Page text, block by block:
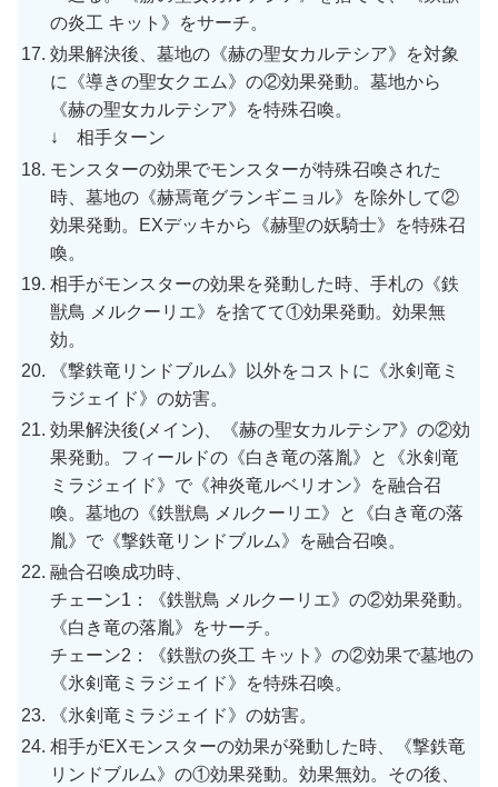
の炎工 キット》をサーチ。
効果解決後、墓地の《赫の聖女カルテシア》を対象
に《導きの聖女クエム》の②効果発動。墓地から
《赫の聖女カルテシア》を特殊召喚。
↓ 相手ターン
モンスターの効果でモンスターが特殊召喚された
時、墓地の《赫焉竜グランギニョル》を除外して②
効果発動。EXデッキから《赫聖の妖騎士》を特殊召
喚。
相手がモンスターの効果を発動した時、手札の《鉄
獣鳥 メルクーリエ》を捨てて①効果発動。効果無
効。
《撃鉄竜リンドブルム》以外をコストに《氷剣竜ミ
ラジェイド》の妨害。
効果解決後(メイン)、《赫の聖女カルテシア》の②効
果発動。フィールドの《白き竜の落胤》と《氷剣竜
ミラジェイド》で《神炎竜ルベリオン》を融合召
喚。墓地の《鉄獣鳥 メルクーリエ》と《白き竜の落
胤》で《撃鉄竜リンドブルム》を融合召喚。
融合召喚成功時、
チェーン1：《鉄獣鳥 メルクーリエ》の②効果発動。
《白き竜の落胤》をサーチ。
チェーン2：《鉄獣の炎工 キット》の②効果で墓地の
《氷剣竜ミラジェイド》を特殊召喚。
《氷剣竜ミラジェイド》の妨害。
相手がEXモンスターの効果が発動した時、《撃鉄竜
リンドブルム》の①効果発動。効果無効。その後、